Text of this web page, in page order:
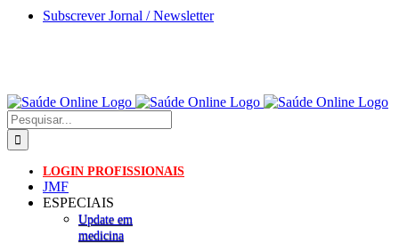
Skip
Subscrever Jornal / Newsletter
Pesquisar
LOGIN PROFISSIONAIS
JMF
ESPECIAIS
Update em
medicina